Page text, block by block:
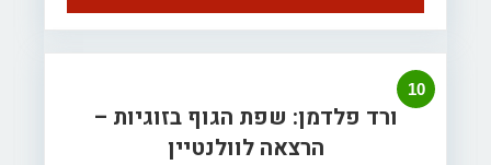
10
ורד פלדמן: שפת הגוף בזוגיות –
הרצאה לוולנטיין